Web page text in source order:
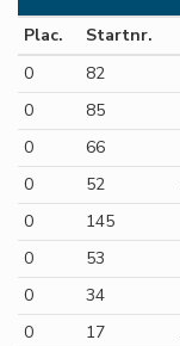
Plac.
Startnr.
0
82
0
85
0
66
0
52
0
145
0
53
0
34
0
17